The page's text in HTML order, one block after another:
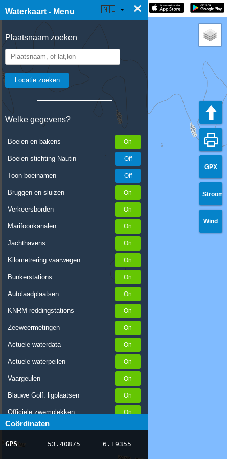
Waterkaart - Menu ×
Plaatsnaam zoeken
Welke gegevens?
Boeien en bakens
Boeien stichting Nautin
Toon boeinamen
Bruggen en sluizen
Verkeersborden
Marifoonkanalen
Jachthavens
Kilometrering vaarwegen
Bunkerstations
Autolaadplaatsen
KNRM-reddingstations
Zeeweermetingen
Actuele waterdata
Actuele waterpeilen
Vaargeulen
Blauwe Golf: ligplaatsen
Officiele zwemplekken
Stremmingen/hinder
AIS scheepsposities
Coördinaten
GPS 53.40875 6.19355
☰ Waterkaart Live 🇳🇱
GPX
Stroom
Wind